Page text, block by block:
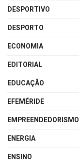
DESPORTIVO
DESPORTO
ECONOMIA
EDITORIAL
EDUCAÇÃO
EFEMÉRIDE
EMPREENDEDORISMO
ENERGIA
ENSINO